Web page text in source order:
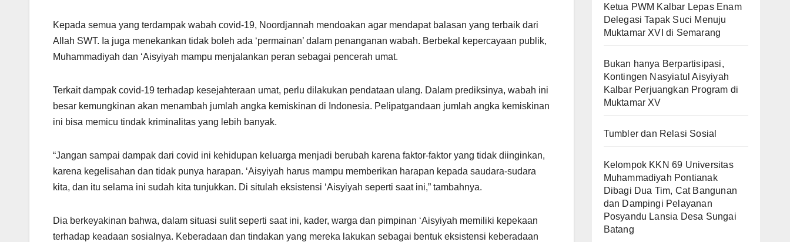
Kepada semua yang terdampak wabah covid-19, Noordjannah mendoakan agar mendapat balasan yang terbaik dari
Allah SWT. Ia juga menekankan tidak boleh ada ‘permainan’ dalam penanganan wabah. Berbekal kepercayaan publik,
Muhammadiyah dan ‘Aisyiyah mampu menjalankan peran sebagai pencerah umat.
Terkait dampak covid-19 terhadap kesejahteraan umat, perlu dilakukan pendataan ulang. Dalam prediksinya, wabah ini
besar kemungkinan akan menambah jumlah angka kemiskinan di Indonesia. Pelipatgandaan jumlah angka kemiskinan
ini bisa memicu tindak kriminalitas yang lebih banyak.
“Jangan sampai dampak dari covid ini kehidupan keluarga menjadi berubah karena faktor-faktor yang tidak diinginkan,
karena kegelisahan dan tidak punya harapan. ‘Aisyiyah harus mampu memberikan harapan kepada saudara-sudara
kita, dan itu selama ini sudah kita tunjukkan. Di situlah eksistensi ‘Aisyiyah seperti saat ini,” tambahnya.
Dia berkeyakinan bahwa, dalam situasi sulit seperti saat ini, kader, warga dan pimpinan ‘Aisyiyah memiliki kepekaan
terhadap keadaan sosialnya. Keberadaan dan tindakan yang mereka lakukan sebagai bentuk eksistensi keberadaan
Ketua PWM Kalbar Lepas Enam
Delegasi Tapak Suci Menuju
Muktamar XVI di Semarang
Bukan hanya Berpartisipasi,
Kontingen Nasyiatul Aisyiyah
Kalbar Perjuangkan Program di
Muktamar XV
Tumbler dan Relasi Sosial
Kelompok KKN 69 Universitas
Muhammadiyah Pontianak
Dibagi Dua Tim, Cat Bangunan
dan Dampingi Pelayanan
Posyandu Lansia Desa Sungai
Batang